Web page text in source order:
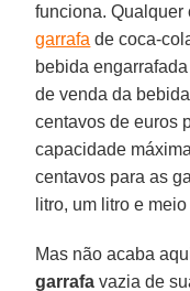
funciona. Qualquer
garrafa de coca-
bebida
de venda da
centavos de euros
capacidade
centavos para as
litro, um litro e
Mas não acaba
garrafa vazia de